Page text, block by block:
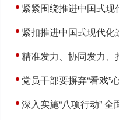
紧紧围绕推进中国式
紧扣推进中国式现代化
精准发力、协同发力、
党员干部要摒弃“看戏”
深入实施“八项行动”